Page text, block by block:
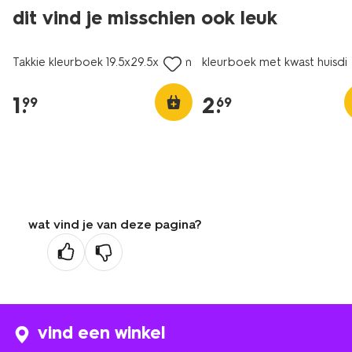
dit vind je misschien ook leuk
Takkie kleurboek 19.5x29.5x0.4cm
1.
99
kleurboek met kwast
2.
69
wat vind je van deze pagina?
vind een winkel